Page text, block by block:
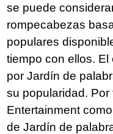
se puede
rompecabezas
populares
tiempo con ellos.
por Jardín de
su popularidad.
Entertainment
de Jardín de